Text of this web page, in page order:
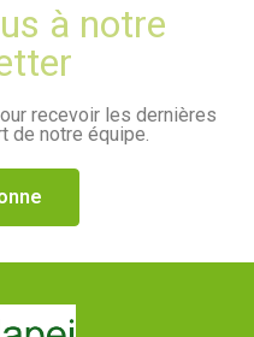
à notre
recevoir les dernières
de notre équipe.